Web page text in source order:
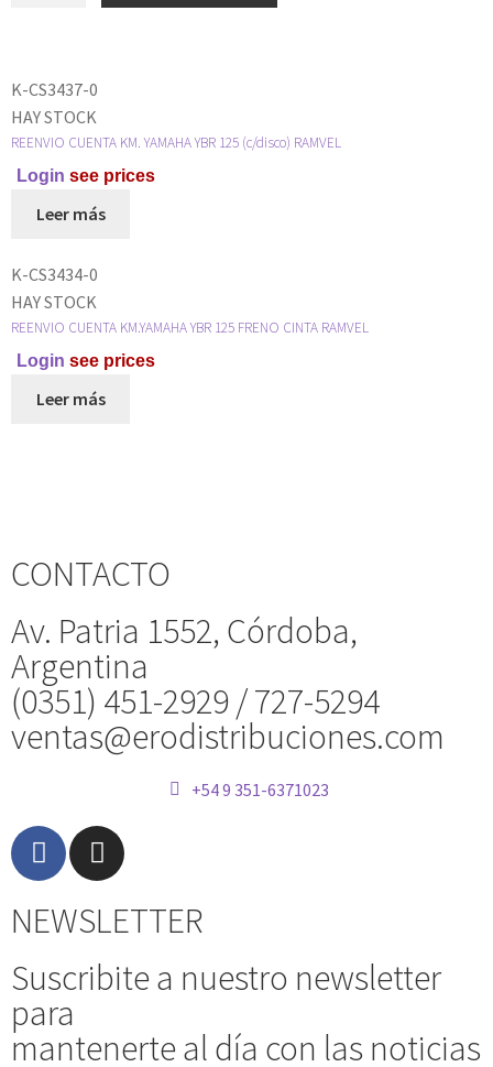
K-CS3437-0
HAY STOCK
REENVIO CUENTA KM. YAMAHA YBR 125 (c/disco) RAMVEL
Login see prices
Leer más
K-CS3434-0
HAY STOCK
REENVIO CUENTA KM.YAMAHA YBR 125 FRENO CINTA RAMVEL
Login see prices
Leer más
CONTACTO
Av. Patria 1552, Córdoba,
Argentina
(0351) 451-2929 / 727-5294
ventas@erodistribuciones.com
+54 9 351-6371023
NEWSLETTER
Suscribite a nuestro newsletter
para
mantenerte al día con las noticias